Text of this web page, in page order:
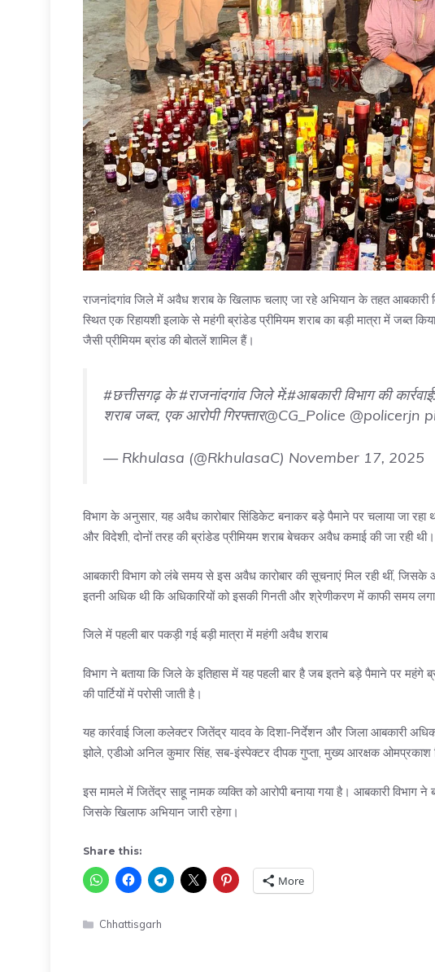
राजनांदगांव जिले में अवैध शराब के खिलाफ चलाए जा रहे अभियान के तहत आबकारी
स्थित एक रिहायशी इलाके से महंगी ब्रांडेड प्रीमियम शराब का बड़ी मात्रा में
जैसी प्रीमियम ब्रांड की बोतलें शामिल हैं।
#छत्तीसगढ़के#राजनांदगांवजिले में:#आबकारीविभाग की
शराब जब्त, एक आरोपी गिरफ्तार@CG_Police @policerjn
— Rkhulasa (@RkhulasaC) November 17, 2025
विभाग के अनुसार, यह अवैध कारोबार सिंडिकेट बनाकर बड़े पैमाने पर चलाया जा
और विदेशी, दोनों तरह की ब्रांडेड प्रीमियम शराब बेचकर अवैध कमाई की जा रही थी।
आबकारी विभाग को लंबे समय से इस अवैध कारोबार की सूचनाएं मिल रही थीं, जिसके
इतनी अधिक थी कि अधिकारियों को इसकी गिनती और श्रेणीकरण में काफी समय
जिले में पहली बार पकड़ी गई बड़ी मात्रा में महंगी अवैध शराब
विभाग ने बताया कि जिले के इतिहास में यह पहली बार है जब इतने बड़े पैमाने पर
की पार्टियों में परोसी जाती है।
यह कार्रवाई जिला कलेक्टर जितेंद्र यादव के दिशा-निर्देशन और जिला आबकारी
झोले, एडीओ अनिल कुमार सिंह, सब-इंस्पेक्टर दीपक गुप्ता, मुख्य आरक्षक
इस मामले में जितेंद्र साहू नामक व्यक्ति को आरोपी बनाया गया है। आबकारी विभाग ने
जिसके खिलाफ अभियान जारी रहेगा।
Share this:
More
Categories
Chhattisgarh